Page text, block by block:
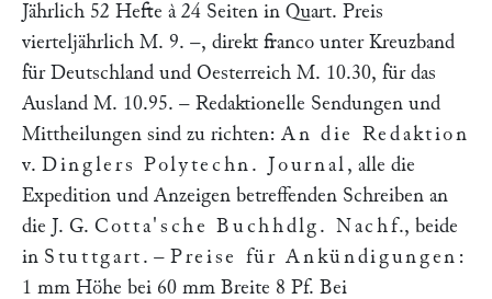
Jährlich 52 Hefte à 24 Seiten in Quart. Preis
vierteljährlich M. 9. –, direkt franco unter Kreuzband
für Deutschland und Oesterreich M. 10.30, für das
Ausland M. 10.95. – Redaktionelle Sendungen und
Mittheilungen sind zu richten: An die Redaktion
v. Dinglers Polytechn. Journal , alle die
Expedition und Anzeigen betreffenden Schreiben an
die J. G. Cotta'sche Buchhdlg. Nachf., beide
in Stuttgart . – Preise für Ankündigungen :
1 mm Höhe bei 60 mm Breite 8 Pf. Bei